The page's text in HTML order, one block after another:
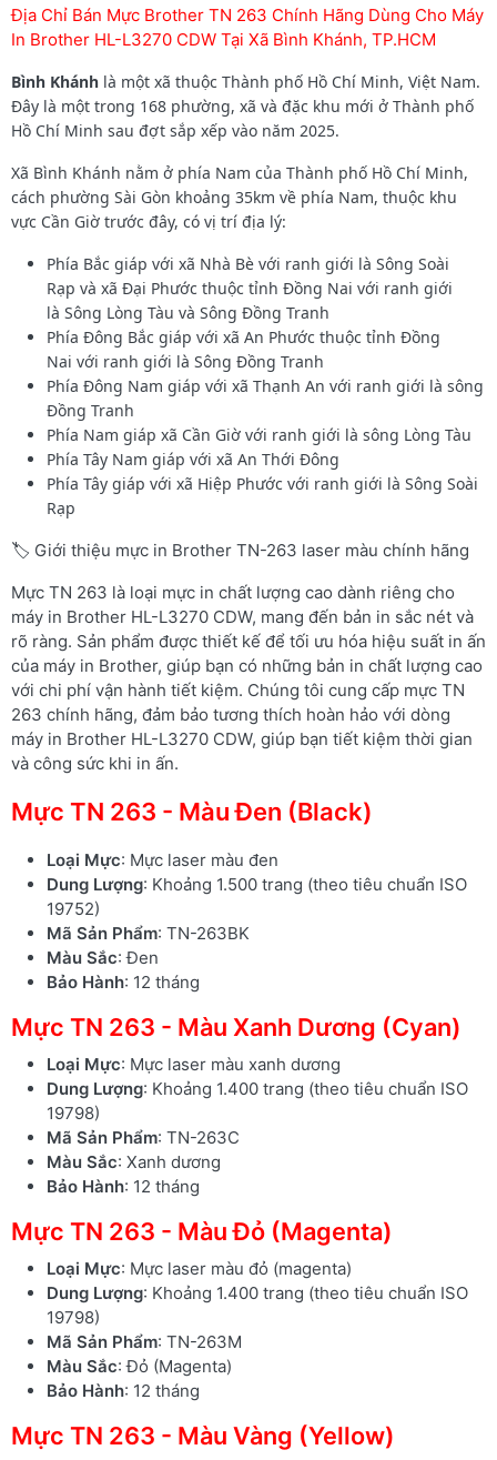
Địa Chỉ Bán Mực Brother TN 263 Chính Hãng Dùng Cho Máy
In Brother HL-L3270 CDW Tại Xã Bình Khánh, TP.HCM
Bình Khánh là một xã thuộc Thành phố Hồ Chí Minh, Việt Nam.
Đây là một trong 168 phường, xã và đặc khu mới ở Thành phố
Hồ Chí Minh sau đợt sắp xếp vào năm 2025.
Xã Bình Khánh nằm ở phía Nam của Thành phố Hồ Chí Minh,
cách phường Sài Gòn khoảng 35km về phía Nam, thuộc khu
vực Cần Giờ trước đây, có vị trí địa lý:
Phía Bắc giáp với xã Nhà Bè với ranh giới là Sông Soài
Rạp và xã Đại Phước thuộc tỉnh Đồng Nai với ranh giới
là Sông Lòng Tàu và Sông Đồng Tranh
Phía Đông Bắc giáp với xã An Phước thuộc tỉnh Đồng
Nai với ranh giới là Sông Đồng Tranh
Phía Đông Nam giáp với xã Thạnh An với ranh giới là sông
Đồng Tranh
Phía Nam giáp xã Cần Giờ với ranh giới là sông Lòng Tàu
Phía Tây Nam giáp với xã An Thới Đông
Phía Tây giáp với xã Hiệp Phước với ranh giới là Sông Soài
Rạp
🏷️ Giới thiệu mực in Brother TN-263 laser màu chính hãng
Mực TN 263 là loại mực in chất lượng cao dành riêng cho
máy in Brother HL-L3270 CDW, mang đến bản in sắc nét và
rõ ràng. Sản phẩm được thiết kế để tối ưu hóa hiệu suất in ấn
của máy in Brother, giúp bạn có những bản in chất lượng cao
với chi phí vận hành tiết kiệm. Chúng tôi cung cấp mực TN
263 chính hãng, đảm bảo tương thích hoàn hảo với dòng
máy in Brother HL-L3270 CDW, giúp bạn tiết kiệm thời gian
và công sức khi in ấn.
Mực TN 263 - Màu Đen (Black)
Loại Mực: Mực laser màu đen
Dung Lượng: Khoảng 1.500 trang (theo tiêu chuẩn ISO
19752)
Mã Sản Phẩm: TN-263BK
Màu Sắc: Đen
Bảo Hành: 12 tháng
Mực TN 263 - Màu Xanh Dương (Cyan)
Loại Mực: Mực laser màu xanh dương
Dung Lượng: Khoảng 1.400 trang (theo tiêu chuẩn ISO
19798)
Mã Sản Phẩm: TN-263C
Màu Sắc: Xanh dương
Bảo Hành: 12 tháng
Mực TN 263 - Màu Đỏ (Magenta)
Loại Mực: Mực laser màu đỏ (magenta)
Dung Lượng: Khoảng 1.400 trang (theo tiêu chuẩn ISO
19798)
Mã Sản Phẩm: TN-263M
Màu Sắc: Đỏ (Magenta)
Bảo Hành: 12 tháng
Mực TN 263 - Màu Vàng (Yellow)